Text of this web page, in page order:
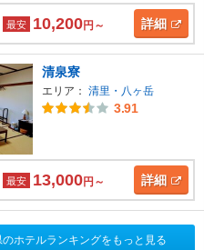
最安 10,200円～ 詳細
清泉寮
エリア： 清里・八ヶ岳
3.91
最安 13,000円～ 詳細
のホテルランキングをもっと見る